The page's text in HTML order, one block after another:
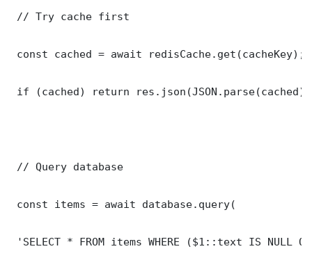
// Try cache first
const cached = await redisCache.get(cacheKey);
if (cached) return
// Query database
const items = await database.query(
'SELECT * FROM items WHERE ($1::text IS NULL